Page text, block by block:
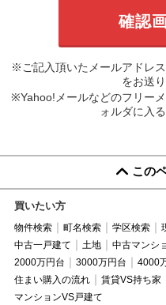
※ご記入頂いたメールアドレ
をお送
※Yahoo!メールなどのフリー
ォルダに入
この
買いたい方
物件検索 町名検索 学区検索
中古一戸建て
土地 中古マンシ
2000万円台
3000万円台 4000
住まい購入の流れ
賃貸VS持ち家
マンションVS戸建て